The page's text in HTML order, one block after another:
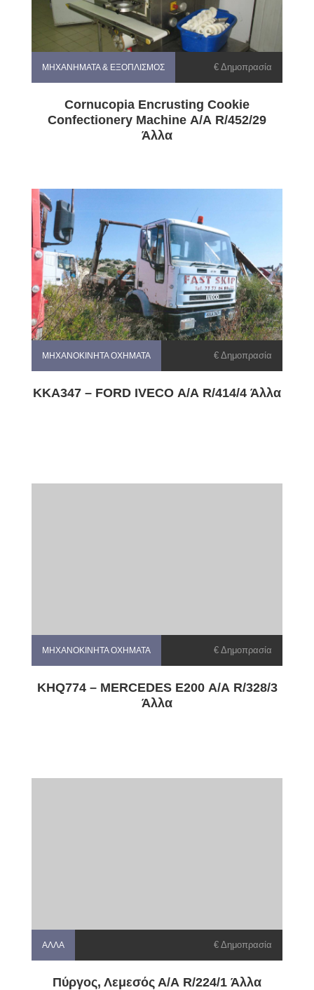
ΜΗΧΑΝΉΜΑΤΑ & ΕΞΟΠΛΙΣΜΌΣ € Δημοπρασία
Cornucopia Encrusting Cookie
Confectionery Machine Α/Α R/452/29
Άλλα
ΜΗΧΑΝΟΚΊΝΗΤΑ ΟΧΉΜΑΤΑ € Δημοπρασία
KKA347 – FORD IVECO Α/Α R/414/4 Άλλα
ΜΗΧΑΝΟΚΊΝΗΤΑ ΟΧΉΜΑΤΑ € Δημοπρασία
KHQ774 – MERCEDES E200 Α/Α R/328/3
Άλλα
ΆΛΛΑ € Δημοπρασία
Πύργος, Λεμεσός Α/Α R/224/1 Άλλα